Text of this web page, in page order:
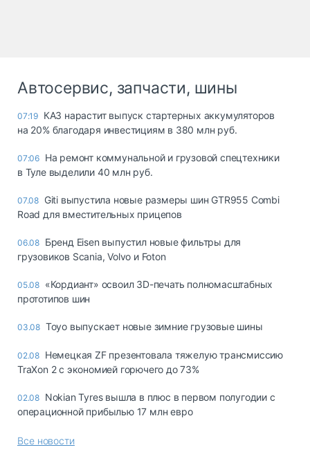
Автосервис, запчасти, шины
07:19 КАЗ нарастит выпуск стартерных аккумуляторов
на 20% благодаря инвестициям в 380 млн руб.
07:06 На ремонт коммунальной и грузовой спецтехники
в Туле выделили 40 млн руб.
07.08 Giti выпустила новые размеры шин GTR955 Combi
Road для вместительных прицепов
06.08 Бренд Eisen выпустил новые фильтры для
грузовиков Scania, Volvo и Foton
05.08 «Кордиант» освоил 3D-печать полномасштабных
прототипов шин
03.08 Toyo выпускает новые зимние грузовые шины
02.08 Немецкая ZF презентовала тяжелую трансмиссию
TraXon 2 с экономией горючего до 73%
02.08 Nokian Tyres вышла в плюс в первом полугодии с
операционной прибылью 17 млн евро
Все новости